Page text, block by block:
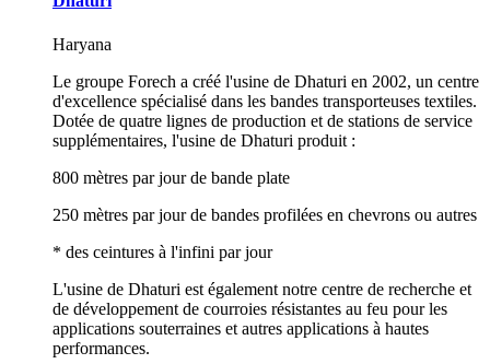
Haryana
Le groupe Forech a créé l'usine de Dhaturi en 2002, un centre
d'excellence spécialisé dans les bandes transporteuses textiles.
Dotée de quatre lignes de production et de stations de service
supplémentaires, l'usine de Dhaturi produit :
800 mètres par jour de bande plate
250 mètres par jour de bandes profilées en chevrons ou autres
* des ceintures à l'infini par jour
L'usine de Dhaturi est également notre centre de recherche et
de développement de courroies résistantes au feu pour les
applications souterraines et autres applications à hautes
performances.